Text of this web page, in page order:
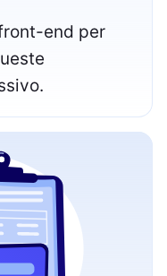
end per